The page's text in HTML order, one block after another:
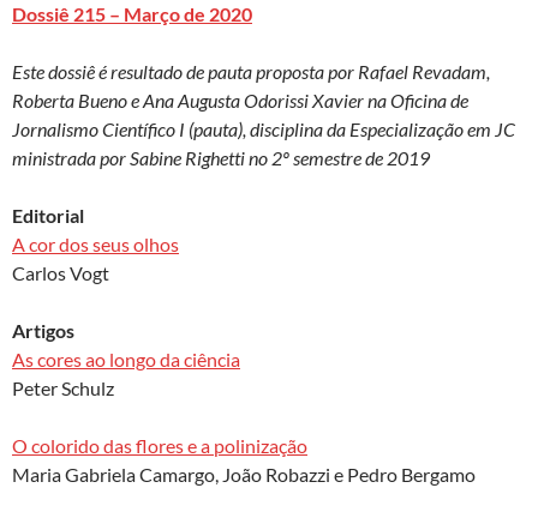
to
d
o
n
e
b
o
o
at
s
A
p
nt
Dossiê 215 – Março de 2020
Este dossiê é resultado de pauta proposta por Rafael Revadam,
Roberta Bueno e Ana Augusta Odorissi Xavier na Oficina de
Jornalismo Científico I (pauta), disciplina da Especialização em JC
ministrada por Sabine Righetti no 2º semestre de 2019
Editorial
A cor dos seus olhos
Carlos Vogt
Artigos
As cores ao longo da ciência
Peter Schulz
O colorido das flores e a polinização
Maria Gabriela Camargo, João Robazzi e Pedro Bergamo